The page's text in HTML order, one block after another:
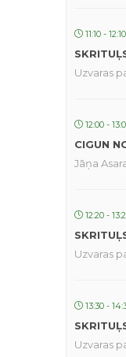
11:10 - 12:10
Uzvaras
12:00 -
CIGUN
Jāņa
12:20 -
Uzvaras
13:30 -
Uzvaras